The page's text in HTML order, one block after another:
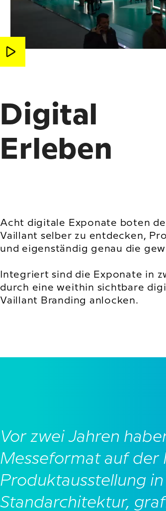
Digital
Erleben
Acht digitale Exponate boten
Vaillant selber zu entdecken,
und eigenständig genau die
Integriert sind die Exponate in
durch eine weithin sichtbare
Vaillant Branding anlocken.
Vor zwei Jahren
Messeformat auf der
Produktausstellung
Standarchitektur,